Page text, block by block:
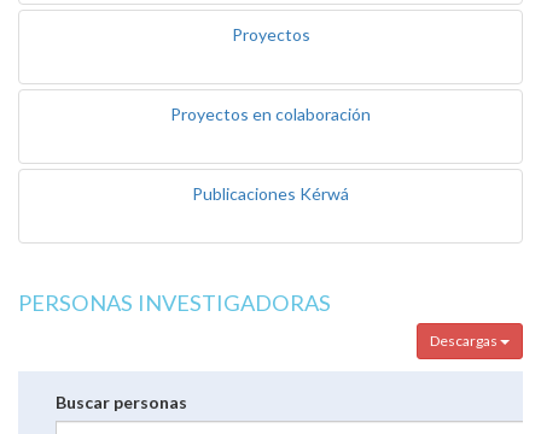
Proyectos
Proyectos en colaboración
Publicaciones Kérwá
PERSONAS INVESTIGADORAS
Descargas
Buscar personas